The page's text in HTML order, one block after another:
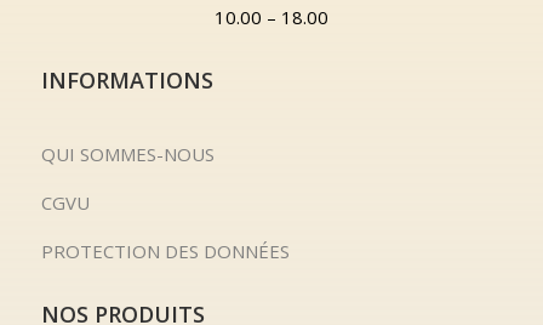
10.00 – 18.00
INFORMATIONS
QUI SOMMES-NOUS
CGVU
PROTECTION DES DONNÉES
NOS PRODUITS